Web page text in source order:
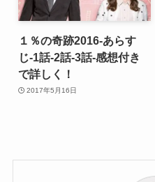
１％の奇跡2016-あらす
じ-1話-2話-3話-感想付き
で詳しく！
2017年5月16日